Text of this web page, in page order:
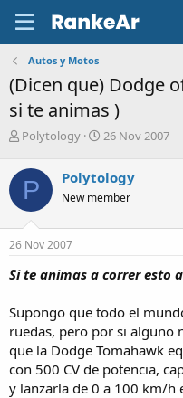
Autos y Motos
(Dicen que) Dodge
si te animas )
A
t
o
r
Polytology
F
h
a
e
i
i
o
26 Nov 2007
P Polytology
New member
26 Nov 2007
Si te animas a correr esto
Supongo que todo el
ruedas, pero por si alguno
que la Dodge Tomahawk
con 500 CV de potencia,
y lanzarla de 0 a 100 km/h